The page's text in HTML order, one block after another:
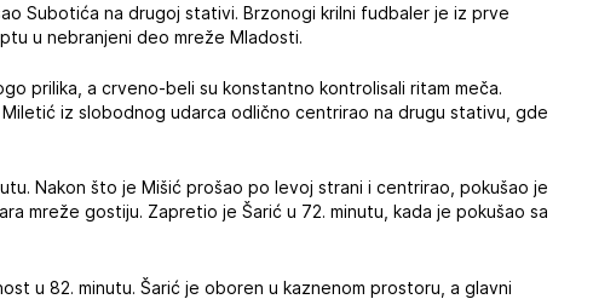
Subotića na drugoj stativi. Brzonogi krilni fudbaler je iz prve
u nebranjeni deo mreže Mladosti.
prilika, a crveno-beli su konstantno kontrolisali ritam meča.
iz slobodnog udarca odlično centrirao na drugu stativu, gde
Nakon što je Mišić prošao po levoj strani i centrirao, pokušao je
mreže gostiju. Zapretio je Šarić u 72. minutu, kada je pokušao sa
u 82. minutu. Šarić je oboren u kaznenom prostoru, a glavni